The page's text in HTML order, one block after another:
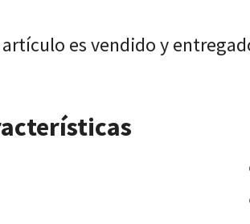
artículo es vendido y